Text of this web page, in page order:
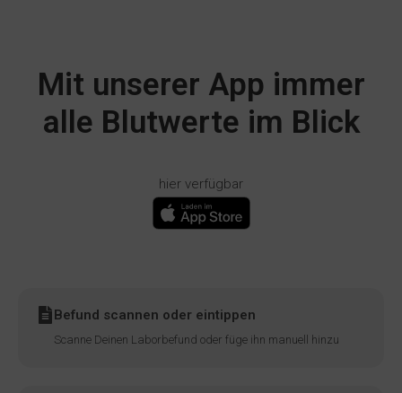
Mit unserer App immer
alle Blutwerte im Blick
hier verfügbar
Befund scannen oder eintippen
Scanne Deinen Laborbefund oder füge ihn manuell hinzu